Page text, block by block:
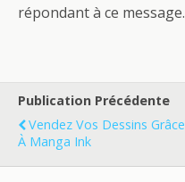
répondant à ce message.
Publication Précédente
Vendez Vos Dessins Grâce
À Manga Ink